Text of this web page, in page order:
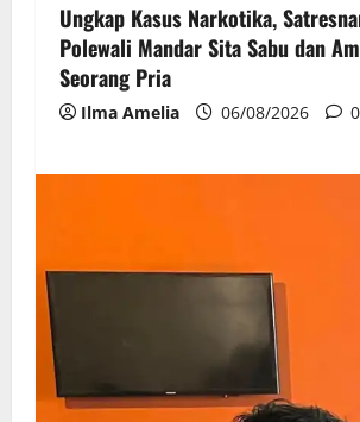
Ungkap Kasus Narkotika,
Polewali Mandar Sita Sabu dan
Seorang Pria
Ilma Amelia 06/08/2026 0